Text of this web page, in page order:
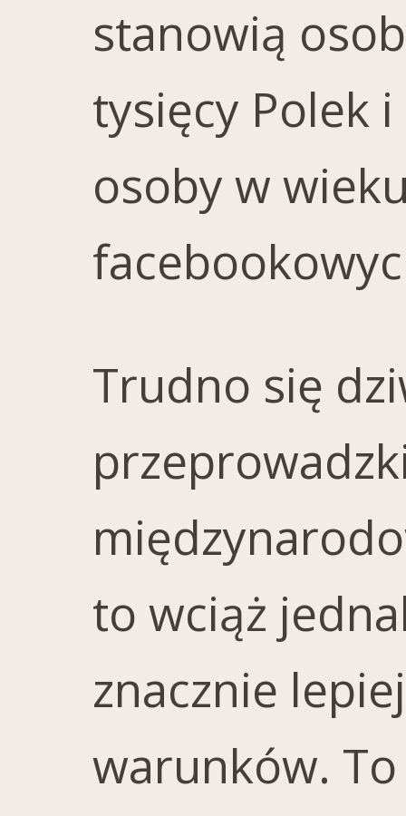
stanowią
tysięcy Polek
osoby w
Trudno się
to wciąż
znacznie
warunków.